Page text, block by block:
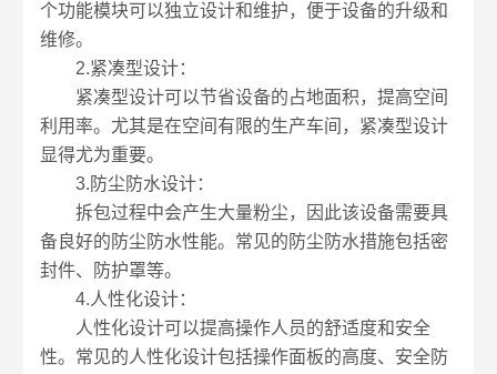
个功能模块可以独立设计和维护，便于设备的升级和
维修。
2.紧凑型设计：
紧凑型设计可以节省设备的占地面积，提高空间
利用率。尤其是在空间有限的生产车间，紧凑型设计
显得尤为重要。
3.防尘防水设计：
拆包过程中会产生大量粉尘，因此该设备需要具
备良好的防尘防水性能。常见的防尘防水措施包括密
封件、防护罩等。
4.人性化设计：
人性化设计可以提高操作人员的舒适度和安全
性。常见的人性化设计包括操作面板的高度、安全防